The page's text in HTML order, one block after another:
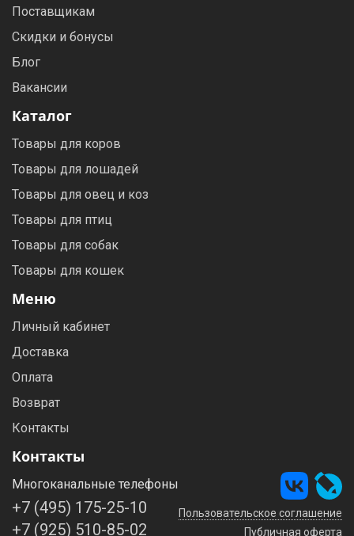
Поставщикам
Скидки и бонусы
Блог
Вакансии
Каталог
Товары для коров
Товары для лошадей
Товары для овец и коз
Товары для птиц
Товары для собак
Товары для кошек
Меню
Личный кабинет
Доставка
Оплата
Возврат
Контакты
Контакты
Многоканальные телефоны
+7 (495) 175-25-10
+7 (925) 510-85-02
Пользовательское соглашение
Публичная оферта